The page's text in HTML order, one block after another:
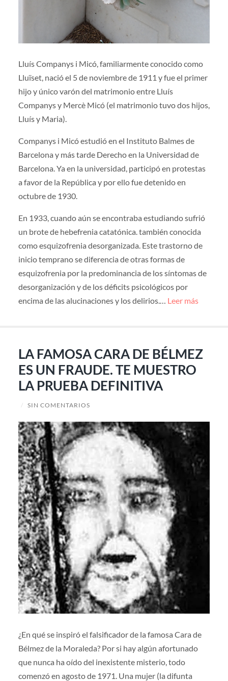
Lluís Companys i Micó, familiarmente conocido como
Lluïset, nació el 5 de noviembre de 1911 y fue el primer
hijo y único varón del matrimonio entre Lluís
Companys y Mercè Micó (el matrimonio tuvo dos hijos,
Lluís y Maria).
Companys i Micó estudió en el Instituto Balmes de
Barcelona y más tarde Derecho en la Universidad de
Barcelona. Ya en la universidad, participó en protestas
a favor de la República y por ello fue detenido en
octubre de 1930.
En 1933, cuando aún se encontraba estudiando sufrió
un brote de hebefrenia catatónica. también conocida
como esquizofrenia desorganizada. Este trastorno de
inicio temprano se diferencia de otras formas de
esquizofrenia por la predominancia de los síntomas de
desorganización y de los déficits psicológicos por
encima de las alucinaciones y los delirios.… Leer más
LA FAMOSA CARA DE BÉLMEZ
ES UN FRAUDE. TE MUESTRO
LA PRUEBA DEFINITIVA
/ SIN COMENTARIOS
¿En qué se inspiró el falsificador de la famosa Cara de
Bélmez de la Moraleda? Por si hay algún afortunado
que nunca ha oído del inexistente misterio, todo
comenzó en agosto de 1971. Una mujer (la difunta